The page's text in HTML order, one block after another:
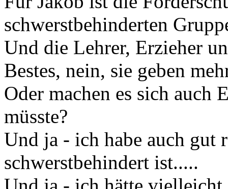
schwerstbehinderten
Und die Lehrer, Erzieher
Bestes, nein, sie geben
Oder machen es sich auch
müsste?
Und ja - ich habe auch gut
schwerstbehindert ist.....